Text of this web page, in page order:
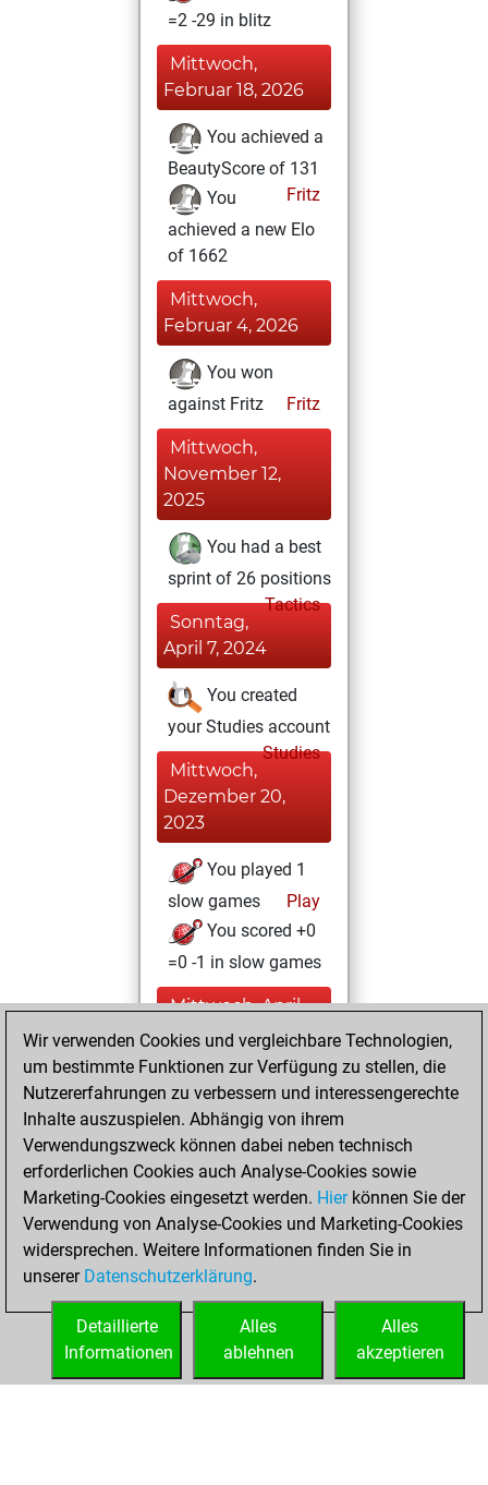
=2 -29 in blitz
Mittwoch,
Februar 18, 2026
You achieved a
BeautyScore of 131
Fritz
You
achieved a new Elo
of 1662
Mittwoch,
Februar 4, 2026
You won
against Fritz
Fritz
Mittwoch,
November 12,
2025
You had a best
sprint of 26 positions
Tactics
Sonntag,
April 7, 2024
You created
your Studies account
Studies
Mittwoch,
Dezember 20,
2023
You played 1
slow games
Play
You scored +0
=0 -1 in slow games
Mittwoch, April
26, 2023
You created
your Fritz account
Fritz
Dienstag,
Mai 28, 2019
You played 21
bullet games
Play
You scored +14
=0 -7 in bullet
Wir verwenden Cookies und vergleichbare Technologien,
um bestimmte Funktionen zur Verfügung zu stellen, die
Nutzererfahrungen zu verbessern und interessengerechte
Inhalte auszuspielen. Abhängig von ihrem
Verwendungszweck können dabei neben technisch
erforderlichen Cookies auch Analyse-Cookies sowie
Marketing-Cookies eingesetzt werden. Hierkönnen Sie der
Verwendung von Analyse-Cookies und Marketing-Cookies
widersprechen. Weitere Informationen finden Sie in
unserer Datenschutzerklärung.
Alles
akzeptieren
Alles
ablehnen
Detaillierte
Informationen